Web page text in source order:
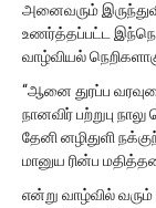
அனைவரும்
உணர்த்தப்பட்ட
வாழ்வியல்
“ஆனை துரப்ப
நானவிர் பற்றுபு
தேனி னழிதுளி
மானுய ரின்ப
என்று வாழ்வில்